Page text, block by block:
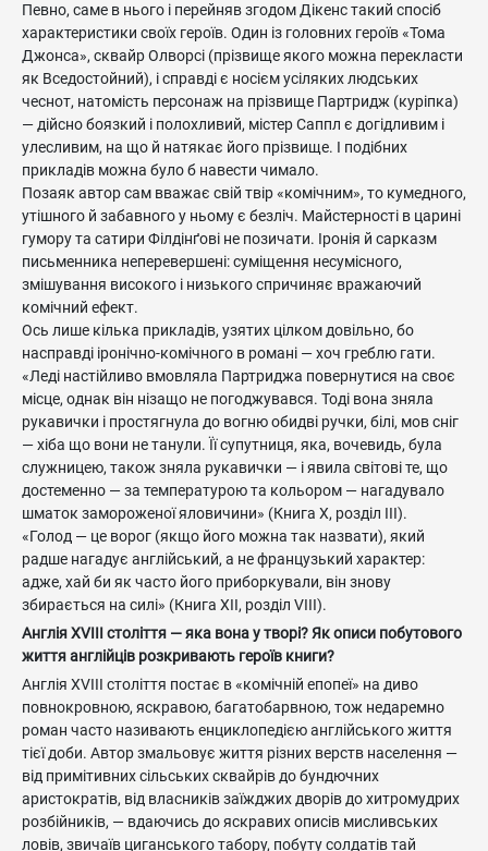
Певно, саме в нього і перейняв згодом Дікенс такий спосіб
характеристики своїх героїв. Один із головних героїв «Тома
Джонса», сквайр Олворсі (прізвище якого можна перекласти
як Вседостойний), і справді є носієм усіляких людських
чеснот, натомість персонаж на прізвище Партридж (куріпка)
— дійсно боязкий і полохливий, містер Саппл є догідливим і
улесливим, на що й натякає його прізвище. І подібних
прикладів можна було б навести чимало.
Позаяк автор сам вважає свій твір «комічним», то кумедного,
утішного й забавного у ньому є безліч. Майстерності в царині
гумору та сатири Філдінґові не позичати. Іронія й сарказм
письменника неперевершені: суміщення несумісного,
змішування високого і низького спричиняє вражаючий
комічний ефект.
Ось лише кілька прикладів, узятих цілком довільно, бо
насправді іронічно-комічного в романі — хоч греблю гати.
«Леді настійливо вмовляла Партриджа повернутися на своє
місце, однак він нізащо не погоджувався. Тоді вона зняла
рукавички і простягнула до вогню обидві ручки, білі, мов сніг
— хіба що вони не танули. Її супутниця, яка, вочевидь, була
служницею, також зняла рукавички — і явила світові те, що
достеменно — за температурою та кольором — нагадувало
шматок замороженої яловичини» (Книга Х, розділ ІІІ).
«Голод — це ворог (якщо його можна так назвати), який
радше нагадує англійський, а не французький характер:
адже, хай би як часто його приборкували, він знову
збирається на силі» (Книга ХІІ, розділ VІІІ).
Англія XVIII століття — яка вона у творі? Як описи побутового
життя англійців розкривають героїв книги?
Англія XVIII століття постає в «комічній епопеї» на диво
повнокровною, яскравою, багатобарвною, тож недаремно
роман часто називають енциклопедією англійського життя
тієї доби. Автор змальовує життя різних верств населення —
від примітивних сільських сквайрів до бундючних
аристократів, від власників заїжджих дворів до хитромудрих
розбійників, — вдаючись до яскравих описів мисливських
ловів, звичаїв циганського табору, побуту солдатів тай